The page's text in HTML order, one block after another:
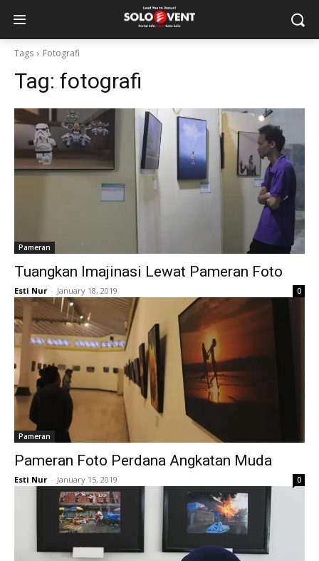
Tags Fotografi
Tag: fotografi
Pameran
Tuangkan Imajinasi Lewat Pameran Foto
Esti Nur - January 18, 2019 0
Pameran
Pameran Foto Perdana Angkatan Muda
Esti Nur - January 15, 2019 0